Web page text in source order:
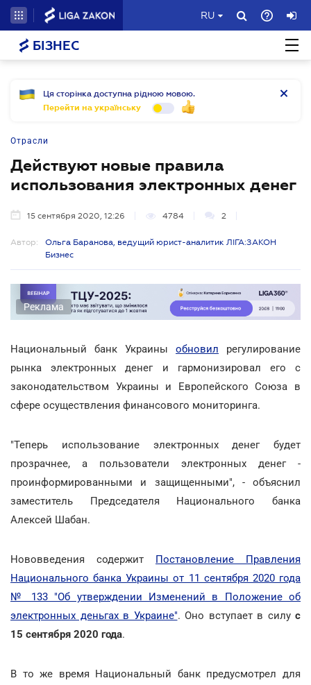
RU
БІЗНЕС
Ця сторінка доступна рідною мовою.
Перейти на українську
Отрасли
Действуют новые правила
использования электронных денег
15 сентября 2020, 12:26 4784 2
Автор:
Ольга Баранова, ведущий юрист-аналитик ЛІГА:ЗАКОН
Бизнес
Реклама
Национальный банк Украины обновил регулирование
рынка электронных денег и гармонизировал его с
законодательством Украины и Европейского Союза в
сфере осуществления финансового мониторинга.
"Теперь использование электронных денег будет
прозрачнее, а пользователи электронных денег -
проинформированными и защищенными", - объяснил
заместитель Председателя Национального банка
Алексей Шабан.
Нововведения содержит Постановление Правления
Национального банка Украины от 11 сентября 2020 года
№ 133 "Об утверждении Изменений в Положение об
электронных деньгах в Украине". Оно вступает в силус
15 сентября 2020 года.
В то же время Национальный банк предусмотрел для